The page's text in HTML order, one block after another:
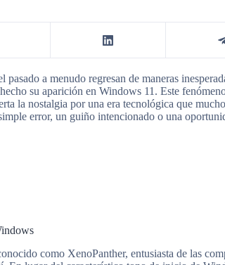
a menudo regresan de maneras
su aparición en Windows 11. Este
la nostalgia por una era tecnológica que
error, un guiño intencionado o una
como XenoPanther, entusiasta de las